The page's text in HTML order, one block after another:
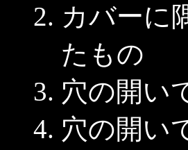
カバーに
たもの
穴の開い
穴の開い